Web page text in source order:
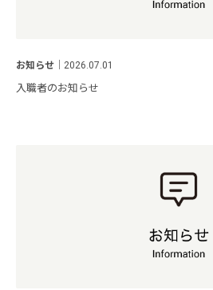
お知らせ 2026.07.01
入職者のお知らせ